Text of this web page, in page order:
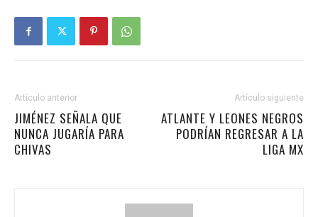
Artículo anterior
JIMÉNEZ SEÑALA QUE
NUNCA JUGARÍA PARA
CHIVAS
Artículo siguiente
ATLANTE Y LEONES NEGROS
PODRÍAN REGRESAR A LA
LIGA MX